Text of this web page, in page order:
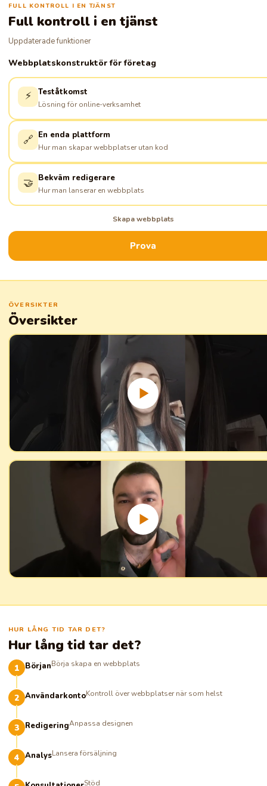
FULL KONTROLL I EN TJÄNST
Full kontroll i en tjänst
Uppdaterade funktioner
Webbplatskonstruktör för företag
⚡ Teståtkomst
Lösning för online-verksamhet
🔗 En enda plattform
Hur man skapar webbplatser utan kod
🤝 Bekväm redigerare
Hur man lanserar en webbplats
Skapa webbplats
Prova
ÖVERSIKTER
Översikter
HUR LÅNG TID TAR DET?
Hur lång tid tar det?
BörjanBörja skapa en webbplats
AnvändarkontoKontroll över webbplatser när som helst
RedigeringAnpassa designen
AnalysLansera försäljning
Stöd